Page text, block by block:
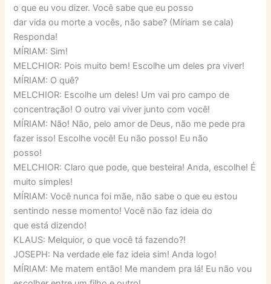
o que eu vou dizer. Você sabe que eu posso
dar vida ou morte a vocês, não sabe? (Míriam se cala)
Responda!
MÍRIAM: Sim!
MELCHIOR: Pois muito bem! Escolhe um deles pra viver!
MÍRIAM: O quê?
MELCHIOR: Escolhe um deles! Um vai pro campo de
concentração! O outro vai viver junto com você!
MÍRIAM: Não! Não, pelo amor de Deus, não me pede pra
fazer isso! Escolhe você! Eu não posso! Eu não
posso!
MELCHIOR: Claro que pode, que besteira! Anda, escolhe! É
muito simples!
MÍRIAM: Você nunca foi mãe, não sabe o que eu estou
sentindo nesse momento! Você não faz ideia do
que está dizendo!
KLAUS: Melquior, o que você tá fazendo?!
JOSEPH: Na verdade ele faz ideia sim! Anda logo!
MÍRIAM: Me matem então! Me mandem pra lá! Eu não vou